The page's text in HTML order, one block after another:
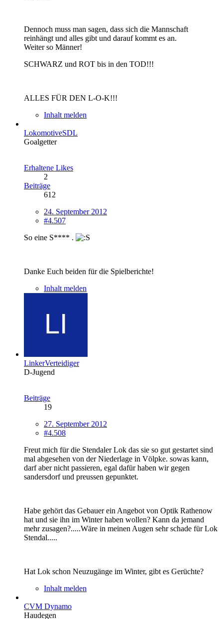
Dennoch muss man sagen, dass sich die Mannschaft
reinhängt und alles gibt und darauf kommt es an.
Weiter so Männer!
SCHWARZ und ROT bis in den TOD!!!
ALLES FÜR DEN L-O-K!!!
Inhalt melden
LokomotiveSDL
Goalgetter
Erhaltene Likes
2
Beiträge
612
24. September 2012
#4.507
So eine S**** .
Danke Euch beiden für die Spielberichte!
Inhalt melden
LinkerVerteidiger
D-Jugend
Beiträge
19
27. September 2012
#4.508
Freut mich für die Stendaler Lok das sie so gut gestartet sind
mal abgesehen von der Niederlage in Völpke. sowas kann,
darf aber nicht passieren, egal dafür haben wir gegen
sandersdorf und preussen gepunktet.
Habe gehört das Gebauer ein Angebot von Optik Rathenow
hat und sie ihn im Winter haben wollen? Kann da jemand
mehr zusagen?.....Wäre in meinen Augen sehr schade für Lok
Stendal.....
Hat Lok schon Neuzugänge im Winter, gibt es Gerüchte?
Inhalt melden
CVM Dynamo
Haudegen